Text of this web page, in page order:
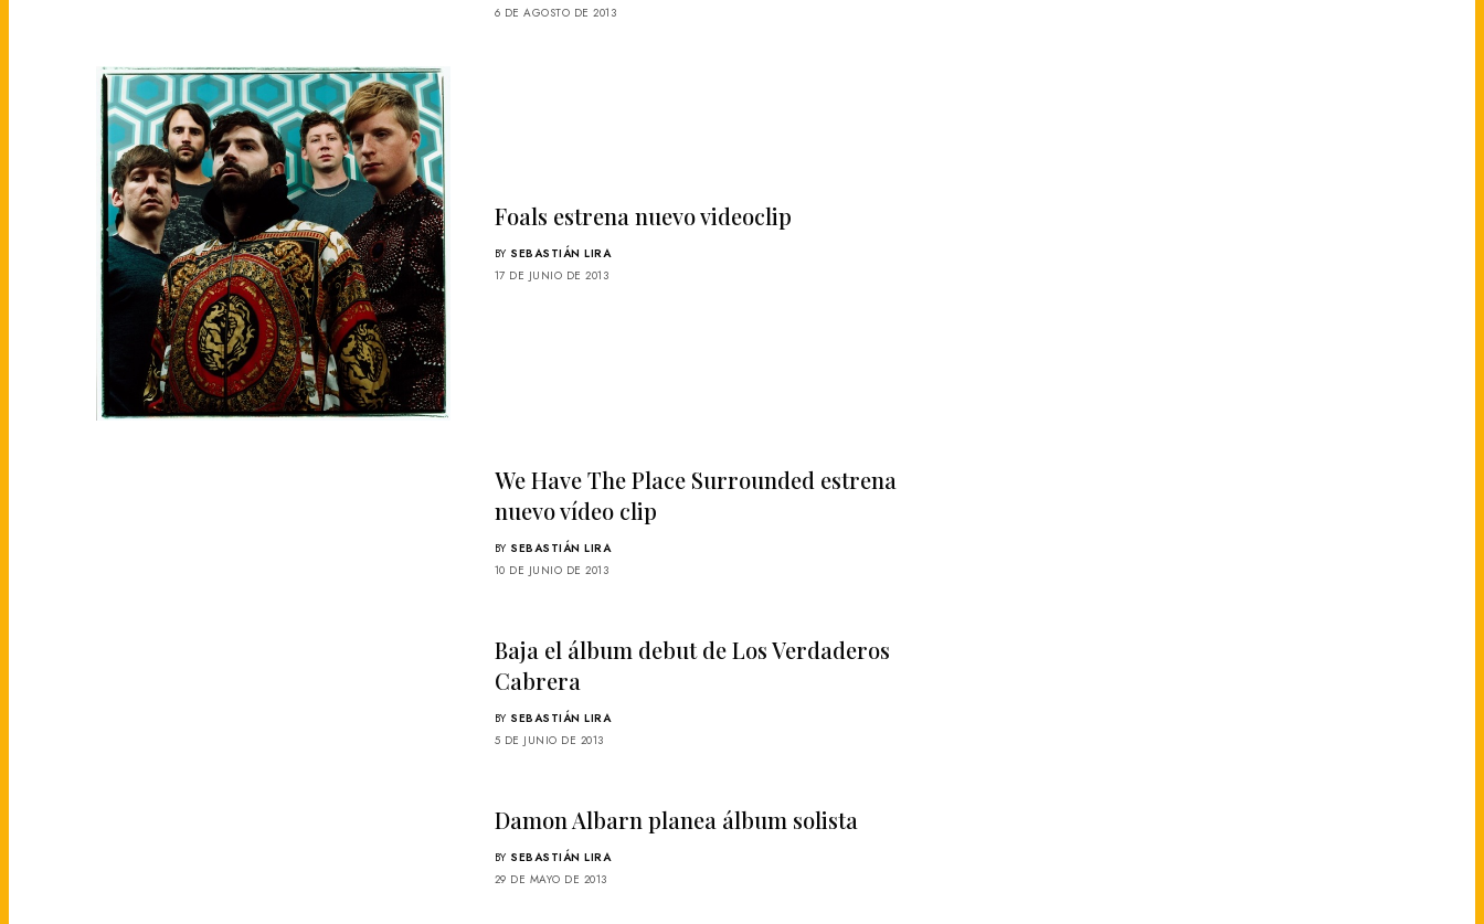
6 DE AGOSTO DE 2013
Foals estrena nuevo videoclip
BY SEBASTIÁN LIRA
17 DE JUNIO DE 2013
We Have The Place Surrounded estrena
nuevo vídeo clip
BY SEBASTIÁN LIRA
10 DE JUNIO DE 2013
Baja el álbum debut de Los Verdaderos
Cabrera
BY SEBASTIÁN LIRA
5 DE JUNIO DE 2013
Damon Albarn planea álbum solista
BY SEBASTIÁN LIRA
29 DE MAYO DE 2013